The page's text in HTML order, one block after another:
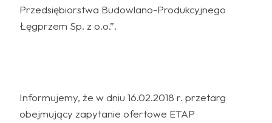
Przedsiębiorstwa Budowlano-Produkcyjnego
Łęgprzem Sp. z o.o.”.
Informujemy, że w dniu 16.02.2018 r. przetarg
obejmujący zapytanie ofertowe ETAP